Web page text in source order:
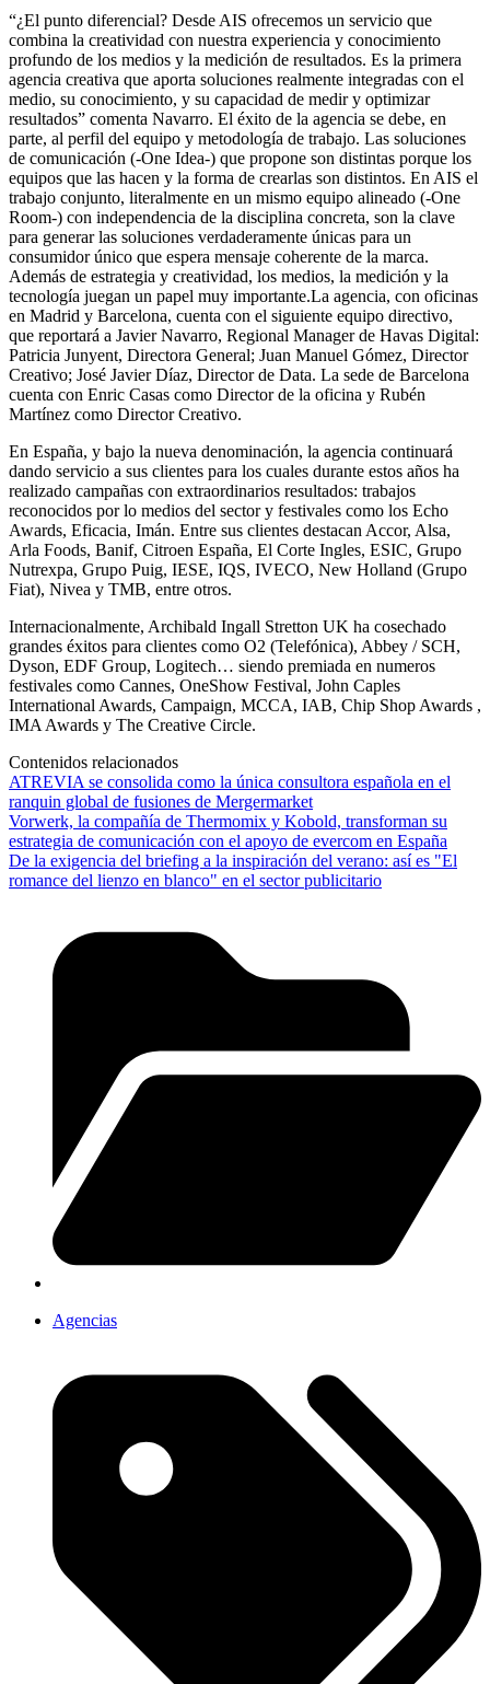
“¿El punto diferencial? Desde AIS ofrecemos un servicio que
combina la creatividad con nuestra experiencia y conocimiento
profundo de los medios y la medición de resultados. Es la primera
agencia creativa que aporta soluciones realmente integradas con el
medio, su conocimiento, y su capacidad de medir y optimizar
resultados” comenta Navarro. El éxito de la agencia se debe, en
parte, al perfil del equipo y metodología de trabajo. Las soluciones
de comunicación (-One Idea-) que propone son distintas porque los
equipos que las hacen y la forma de crearlas son distintos. En AIS el
trabajo conjunto, literalmente en un mismo equipo alineado (-One
Room-) con independencia de la disciplina concreta, son la clave
para generar las soluciones verdaderamente únicas para un
consumidor único que espera mensaje coherente de la marca.
Además de estrategia y creatividad, los medios, la medición y la
tecnología juegan un papel muy importante.La agencia, con oficinas
en Madrid y Barcelona, cuenta con el siguiente equipo directivo,
que reportará a Javier Navarro, Regional Manager de Havas Digital:
Patricia Junyent, Directora General; Juan Manuel Gómez, Director
Creativo; José Javier Díaz, Director de Data. La sede de Barcelona
cuenta con Enric Casas como Director de la oficina y Rubén
Martínez como Director Creativo.
En España, y bajo la nueva denominación, la agencia continuará
dando servicio a sus clientes para los cuales durante estos años ha
realizado campañas con extraordinarios resultados: trabajos
reconocidos por lo medios del sector y festivales como los Echo
Awards, Eficacia, Imán. Entre sus clientes destacan Accor, Alsa,
Arla Foods, Banif, Citroen España, El Corte Ingles, ESIC, Grupo
Nutrexpa, Grupo Puig, IESE, IQS, IVECO, New Holland (Grupo
Fiat), Nivea y TMB, entre otros.
Internacionalmente, Archibald Ingall Stretton UK ha cosechado
grandes éxitos para clientes como O2 (Telefónica), Abbey / SCH,
Dyson, EDF Group, Logitech… siendo premiada en numeros
festivales como Cannes, OneShow Festival, John Caples
International Awards, Campaign, MCCA, IAB, Chip Shop Awards ,
IMA Awards y The Creative Circle.
Contenidos relacionados
ATREVIA se consolida como la única consultora española en el
ranquin global de fusiones de Mergermarket
Vorwerk, la compañía de Thermomix y Kobold, transforman su
estrategia de comunicación con el apoyo de evercom en España
De la exigencia del briefing a la inspiración del verano: así es "El
romance del lienzo en blanco" en el sector publicitario
Agencias